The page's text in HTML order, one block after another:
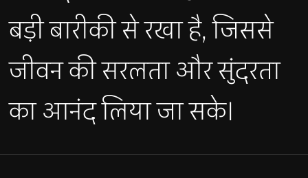
बड़ी बारीकी से रखा है, जिससे
जीवन की सरलता और सुंदरता
का आनंद लिया जा सके।